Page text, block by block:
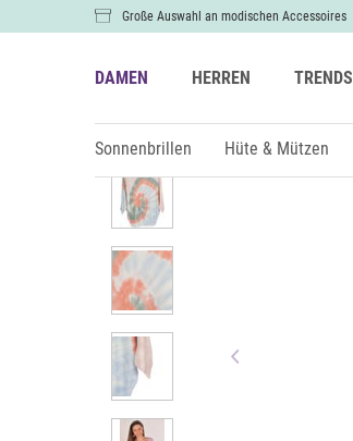
Große Auswahl an modischen Accessoires
DAMEN HERREN TRENDS
Sonnenbrillen Hüte & Mützen